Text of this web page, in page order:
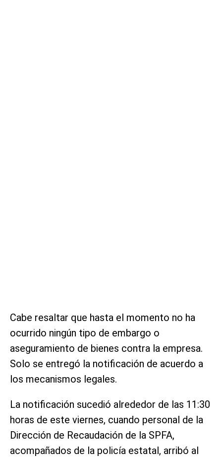
Cabe resaltar que hasta el momento no ha
ocurrido ningún tipo de embargo o
aseguramiento de bienes contra la empresa.
Solo se entregó la notificación de acuerdo a
los mecanismos legales.
La notificación sucedió alrededor de las 11:30
horas de este viernes, cuando personal de la
Dirección de Recaudación de la SPFA,
acompañados de la policía estatal, arribó al